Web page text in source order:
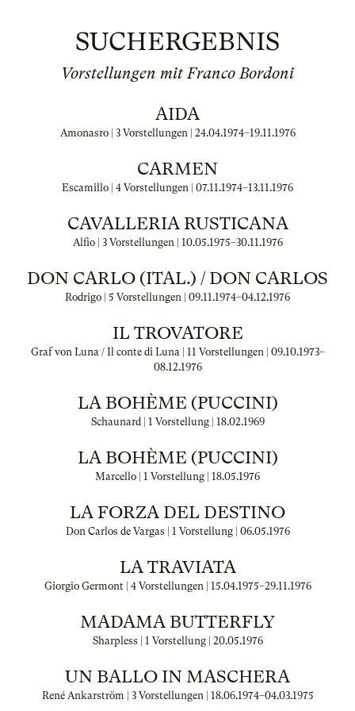
SUCHERGEBNIS
Vorstellungen mit Franco Bordoni
AIDA
Amonasro | 3 Vorstellungen | 24.04.1974–19.11.1976
CARMEN
Escamillo | 4 Vorstellungen | 07.11.1974–13.11.1976
CAVALLERIA RUSTICANA
Alfio | 3 Vorstellungen | 10.05.1975–30.11.1976
DON CARLO (ITAL.) / DON CARLOS
Rodrigo | 5 Vorstellungen | 09.11.1974–04.12.1976
IL TROVATORE
Graf von Luna / Il conte di Luna | 11 Vorstellungen | 09.10.1973–
08.12.1976
LA BOHÈME (PUCCINI)
Schaunard | 1 Vorstellung | 18.02.1969
LA BOHÈME (PUCCINI)
Marcello | 1 Vorstellung | 18.05.1976
LA FORZA DEL DESTINO
Don Carlos de Vargas | 1 Vorstellung | 06.05.1976
LA TRAVIATA
Giorgio Germont | 4 Vorstellungen | 15.04.1975–29.11.1976
MADAMA BUTTERFLY
Sharpless | 1 Vorstellung | 20.05.1976
UN BALLO IN MASCHERA
René Ankarström | 3 Vorstellungen | 18.06.1974–04.03.1975